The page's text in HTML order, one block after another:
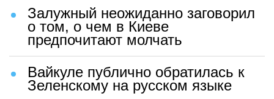
Залужный неожиданно заговорил
о том, о чем в Киеве
предпочитают молчать
Вайкуле публично обратилась к
Зеленскому на русском языке